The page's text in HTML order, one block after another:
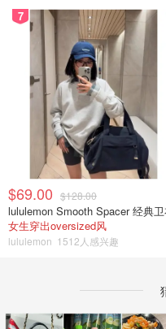
7
$69.00 $128.00
lululemon Smooth Spacer 经典
女生穿出oversized风
lululemon 1512人感兴趣